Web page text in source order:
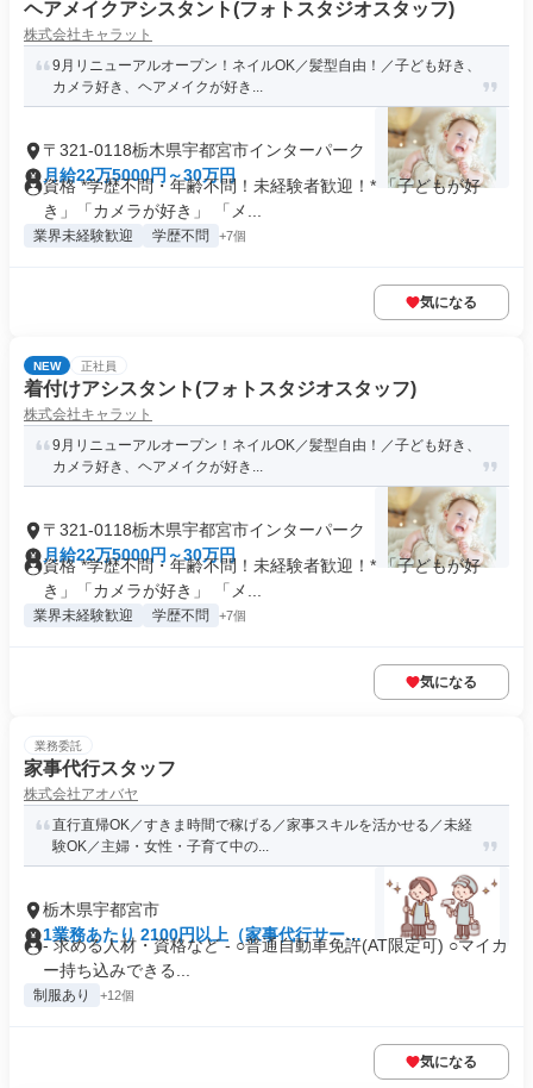
ヘアメイクアシスタント(フォトスタジオスタッフ)
株式会社キャラット
9月リニューアルオープン！ネイルOK／髪型自由！／子ども好き、
カメラ好き、ヘアメイクが好き...
〒321-0118栃木県宇都宮市インターパーク
月給22万5000円～30万円
資格 *学歴不問・年齢不問！未経験者歓迎！* 「子どもが好
き」「カメラが好き」 「メ...
業界未経験歓迎 学歴不問 +7個
気になる
NEW 正社員
着付けアシスタント(フォトスタジオスタッフ)
株式会社キャラット
9月リニューアルオープン！ネイルOK／髪型自由！／子ども好き、
カメラ好き、ヘアメイクが好き...
〒321-0118栃木県宇都宮市インターパーク
月給22万5000円～30万円
資格 *学歴不問・年齢不問！未経験者歓迎！* 「子どもが好
き」「カメラが好き」 「メ...
業界未経験歓迎 学歴不問 +7個
気になる
業務委託
家事代行スタッフ
株式会社アオバヤ
直行直帰OK／すきま時間で稼げる／家事スキルを活かせる／未経
験OK／主婦・女性・子育て中の...
栃木県宇都宮市
1業務あたり 2100円以上（家事代行サービ
ス対応 -1分）
- 求める人材・資格など - ○普通自動車免許(AT限定可) ○マイカ
ー持ち込みできる...
制服あり +12個
気になる